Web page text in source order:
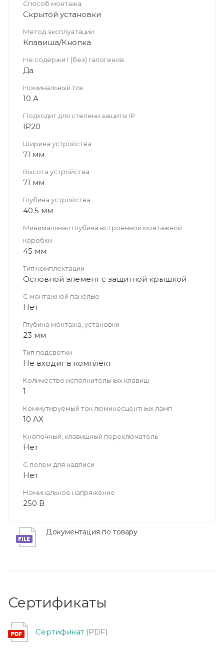
Способ монтажа
Скрытой установки
Метод эксплуатации
Клавиша/Кнопка
Не содержит (без) галогенов
Да
Номинальный ток
10 А
Подходит для степени защиты IP
IP20
Ширина устройства
71 мм
Высота устройства
71 мм
Глубина устройства
40.5 мм
Минимальная глубина встроенной монтажной
коробки
45 мм
Тип комплектации
Основной элемент с защитной крышкой
С монтажной панелью
Нет
Глубина монтажа, установки
23 мм
Тип подсветки
Не входит в комплект
Количество исполнительных клавиш
1
Коммутируемый ток люминесцентных ламп
10 AX
Кнопочный, клавишный переключатель
Нет
С полем для надписи
Нет
Номинальное напряжение
250 В
Документация по товару
Сертификаты
Сертификат (PDF)